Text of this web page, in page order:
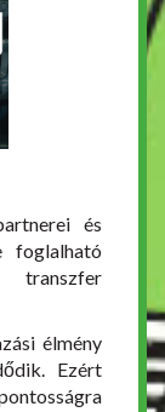
és
foglalható
élmény
Ezért